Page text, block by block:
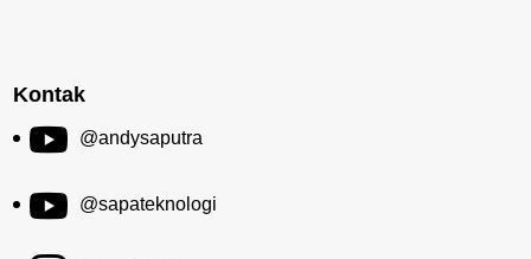
Kontak
@andysaputra
@sapateknologi